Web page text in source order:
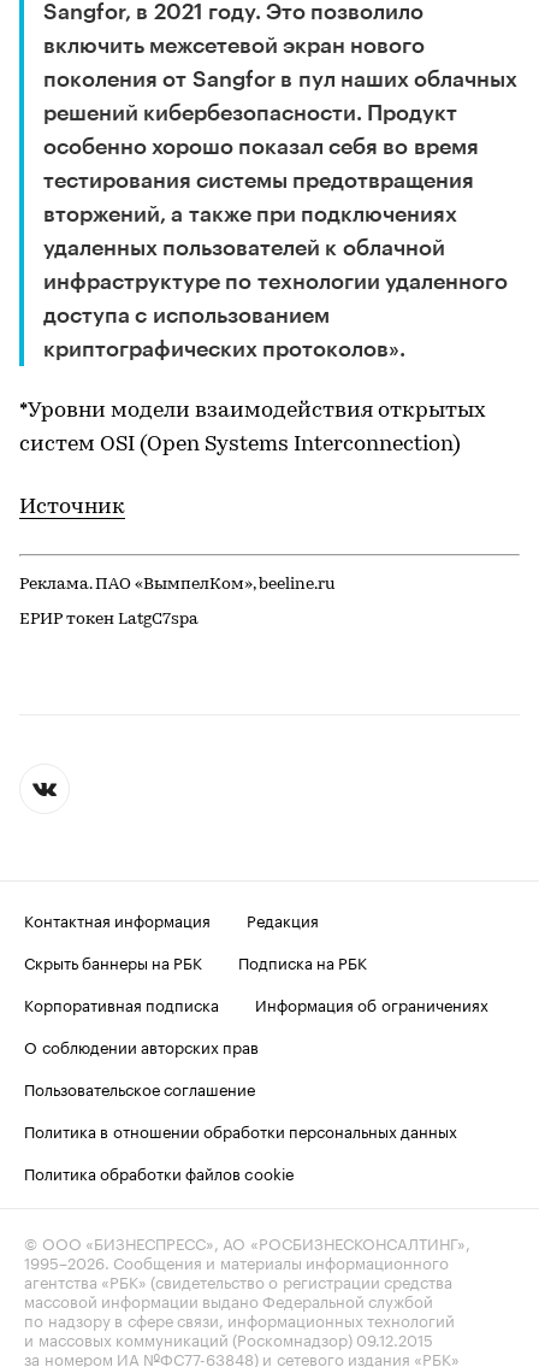
Sangfor, в 2021 году. Это позволило
включить межсетевой экран нового
поколения от Sangfor в пул наших облачных
решений кибербезопасности. Продукт
особенно хорошо показал себя во время
тестирования системы предотвращения
вторжений, а также при подключениях
удаленных пользователей к облачной
инфраструктуре по технологии удаленного
доступа с использованием
криптографических протоколов».
*Уровни модели взаимодействия открытых
систем OSI (Open Systems Interconnection)
Источник
Реклама. ПАО «ВымпелКом», beeline.ru
ЕРИР токен LatgC7spa
Контактная информация
Редакция
Скрыть баннеры на РБК
Подписка на РБК
Корпоративная подписка
Информация об ограничениях
О соблюдении авторских прав
Пользовательское соглашение
Политика в отношении обработки персональных данных
Политика обработки файлов cookie
© ООО «БИЗНЕСПРЕСС», АО «РОСБИЗНЕСКОНСАЛТИНГ»,
1995–2026. Сообщения и материалы информационного
агентства «РБК» (свидетельство о регистрации средства
массовой информации выдано Федеральной службой
по надзору в сфере связи, информационных технологий
и массовых коммуникаций (Роскомнадзор) 09.12.2015
за номером ИА №ФС77-63848) и сетевого издания «РБК»